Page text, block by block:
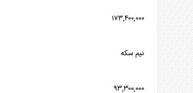
۱۷۳,۴۰۰,۰۰۰
نیم سکه
۹۳,۳۰۰,۰۰۰